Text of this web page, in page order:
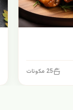
25 مكونات